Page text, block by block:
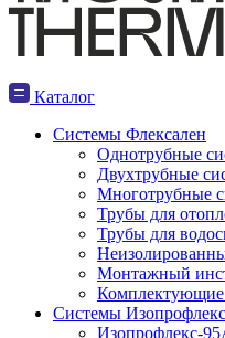
Каталог
Системы Флексален
Однотрубные
Двухтрубные
Многотрубные
Трубы для
Трубы для
Монтажный
Комплектующие
Системы Изопрофлекс
Изопрофлекс-